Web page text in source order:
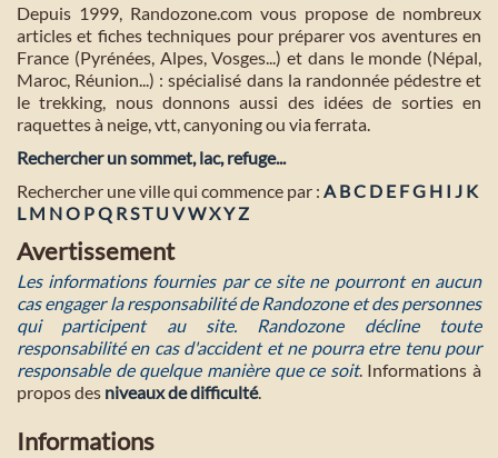
Depuis 1999, Randozone.com vous propose de nombreux
articles et fiches techniques pour préparer vos aventures en
France (Pyrénées, Alpes, Vosges...) et dans le monde (Népal,
Maroc, Réunion...) : spécialisé dans la randonnée pédestre et
le trekking, nous donnons aussi des idées de sorties en
raquettes à neige, vtt, canyoning ou via ferrata.
Rechercher un sommet, lac, refuge...
Rechercher une ville qui commence par : A BC D E FG H I J K
L M NO PQ RST U VWXYZ
Avertissement
Les informations fournies par ce site ne pourront en aucun
cas engager la responsabilité de Randozone et des personnes
qui participent au site. Randozone décline toute
responsabilité en cas d'accident et ne pourra etre tenu pour
responsable de quelque manière que ce soit. Informations à
propos des niveaux de difficulté.
Informations